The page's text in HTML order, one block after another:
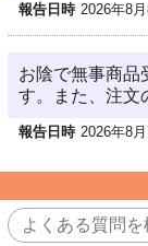
報告日時 2026年8
お陰で無事商品
す。また、注文
報告日時 2026年8